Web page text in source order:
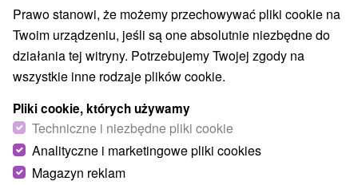
Prawo stanowi, że możemy przechowywać pliki cookie na
Twoim urządzeniu, jeśli są one absolutnie niezbędne do
działania tej witryny. Potrzebujemy Twojej zgody na
wszystkie inne rodzaje plików cookie.
Pliki cookie, których używamy
Techniczne i niezbędne pliki cookie
Analityczne i marketingowe pliki cookies
Magazyn reklam